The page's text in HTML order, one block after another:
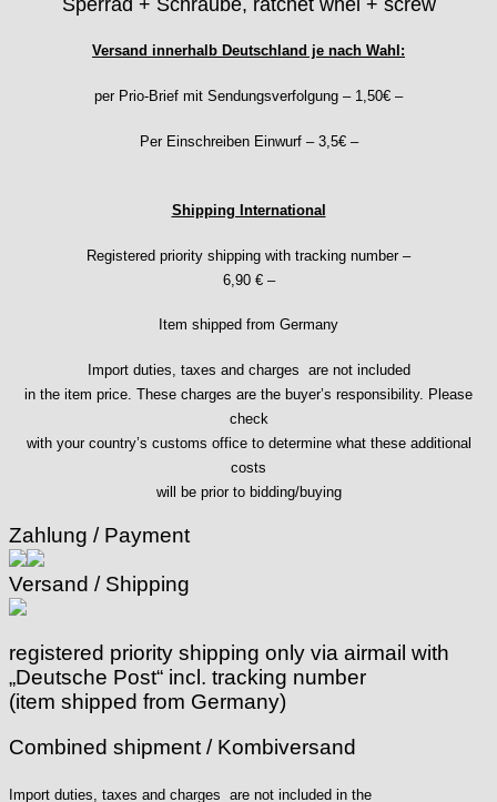
EB "Ebauches Bettlach"
FB „Förster"
Helvetia
Heuer
HPP „Henzi & Pfaff"
ISA
Junghans
KF Grana
Kaiser
Kienzle
Lorsa
Versand innerhalb Deutschland je nach Wahl:
per Prio-Brief mit Sendungsverfolgung – 1,50€ –
Per Einschreiben Einwurf – 3,5€ –
Shipping International
Registered priority shipping with tracking number –
6,90 € –
Item shipped from Germany
Import duties, taxes and charges are not included
in the item price. These charges are the buyer’s responsibility. Please
check
with your country’s customs office to determine what these additional
costs
will be prior to bidding/buying
Zahlung / Payment
Versand / Shipping
registered priority shipping only via airmail with
„Deutsche Post“ incl. tracking number
(item shipped from Germany)
Combined shipment / Kombiversand
Import duties, taxes and charges are not included in the